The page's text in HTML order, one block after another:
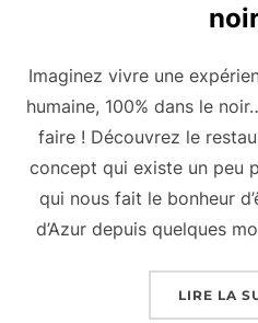
Imaginez vivre une
humaine, 100% dans le
faire ! Découvrez le
concept qui existe un peu
qui nous fait le bonheur
d’Azur depuis quelques
LIRE LA